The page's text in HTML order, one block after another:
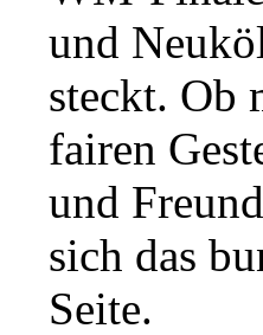
und
steckt. Ob
fairen
und
sich das
Seite.